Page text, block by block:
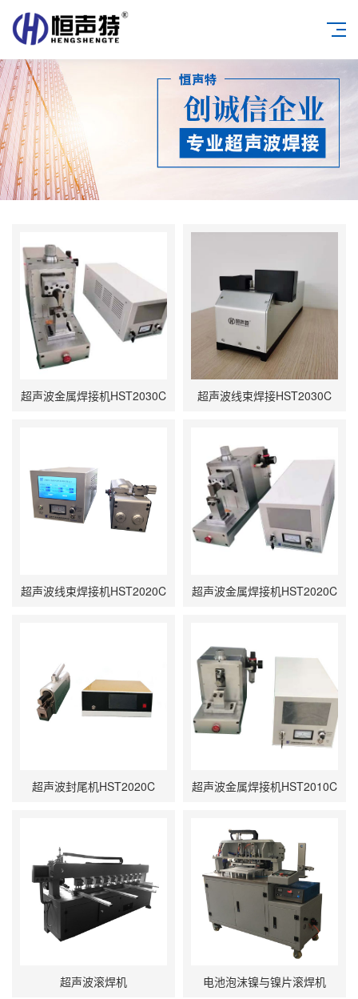
超声波金属焊接机HST2030C 超声波线束焊接HST2030C
超声波线束焊接机HST2020C 超声波金属焊接机HST2020C
超声波封尾机HST2020C 超声波金属焊接机HST2010C
超声波滚焊机 电池泡沫镍与镍片滚焊机